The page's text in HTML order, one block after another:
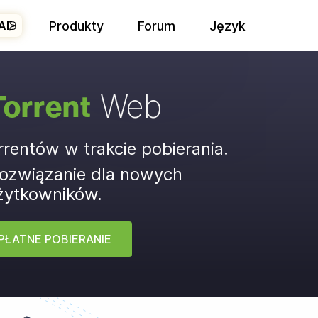
Produkty Forum Język
Web
w trakcie pobierania.
dla nowych
POBIERANIE